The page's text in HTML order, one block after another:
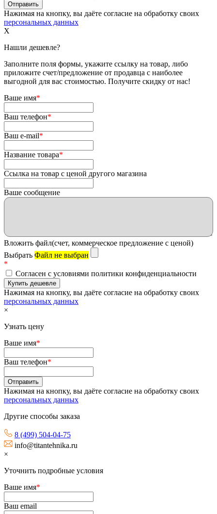
Нажимая на кнопку, вы даёте согласие на обработку своих
персональных данных
X
Нашли дешевле?
Заполните поля формы, укажите ссылку на товар, либо
приложите счет/предложение от продавца с наиболее
выгодной для вас стоимостью. Получите скидку от нас!
Ваше имя*
Ваш телефон*
Ваш e-mail*
Название товара*
Ссылка на товар с ценой другого магазина
Ваше сообщение
Вложить файл(счет, коммерческое предложение с ценой)
Выбрать Файл не выбран
*
Согласен с условиями политики конфиденциальности
Нажимая на кнопку, вы даёте согласие на обработку своих
персональных данных
×
Узнать цену
Ваше имя*
Ваш телефон*
Нажимая на кнопку, вы даёте согласие на обработку своих
персональных данных
Другие способы заказа
8 (499) 504-04-75
info@titantehnika.ru
×
Уточнить подробные условия
Ваше имя*
Ваш email